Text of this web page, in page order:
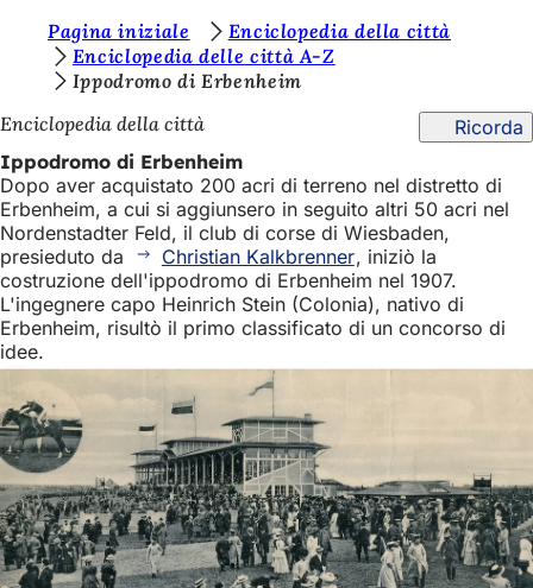
Vai al contenuto
e
t
e
q
u
i
:
Pagina iniziale
Enciclopedia della città
Enciclopedia delle città A-Z
Ippodromo di Erbenheim
Enciclopedia della città
Ricorda
Ippodromo di Erbenheim
Dopo aver acquistato 200 acri di terreno nel distretto di
Erbenheim, a cui si aggiunsero in seguito altri 50 acri nel
Nordenstadter Feld, il club di corse di Wiesbaden,
presieduto da
Christian Kalkbrenner, iniziò la
costruzione dell'ippodromo di Erbenheim nel 1907.
L'ingegnere capo Heinrich Stein (Colonia), nativo di
Erbenheim, risultò il primo classificato di un concorso di
idee.